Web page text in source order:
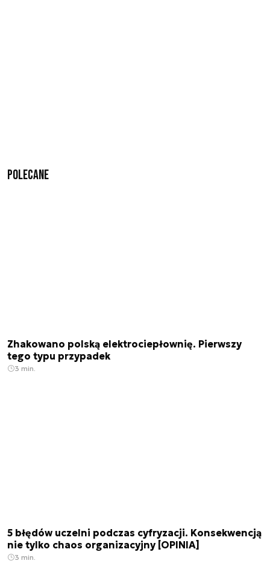
Polecane
Zhakowano polską elektrociepłownię. Pierwszy
tego typu przypadek
3 min.
5 błędów uczelni podczas cyfryzacji. Konsekwencją
nie tylko chaos organizacyjny [OPINIA]
3 min.